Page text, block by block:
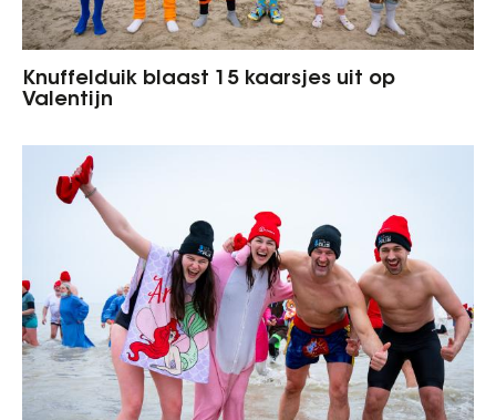
Knuffelduik blaast 15 kaarsjes uit op
Valentijn